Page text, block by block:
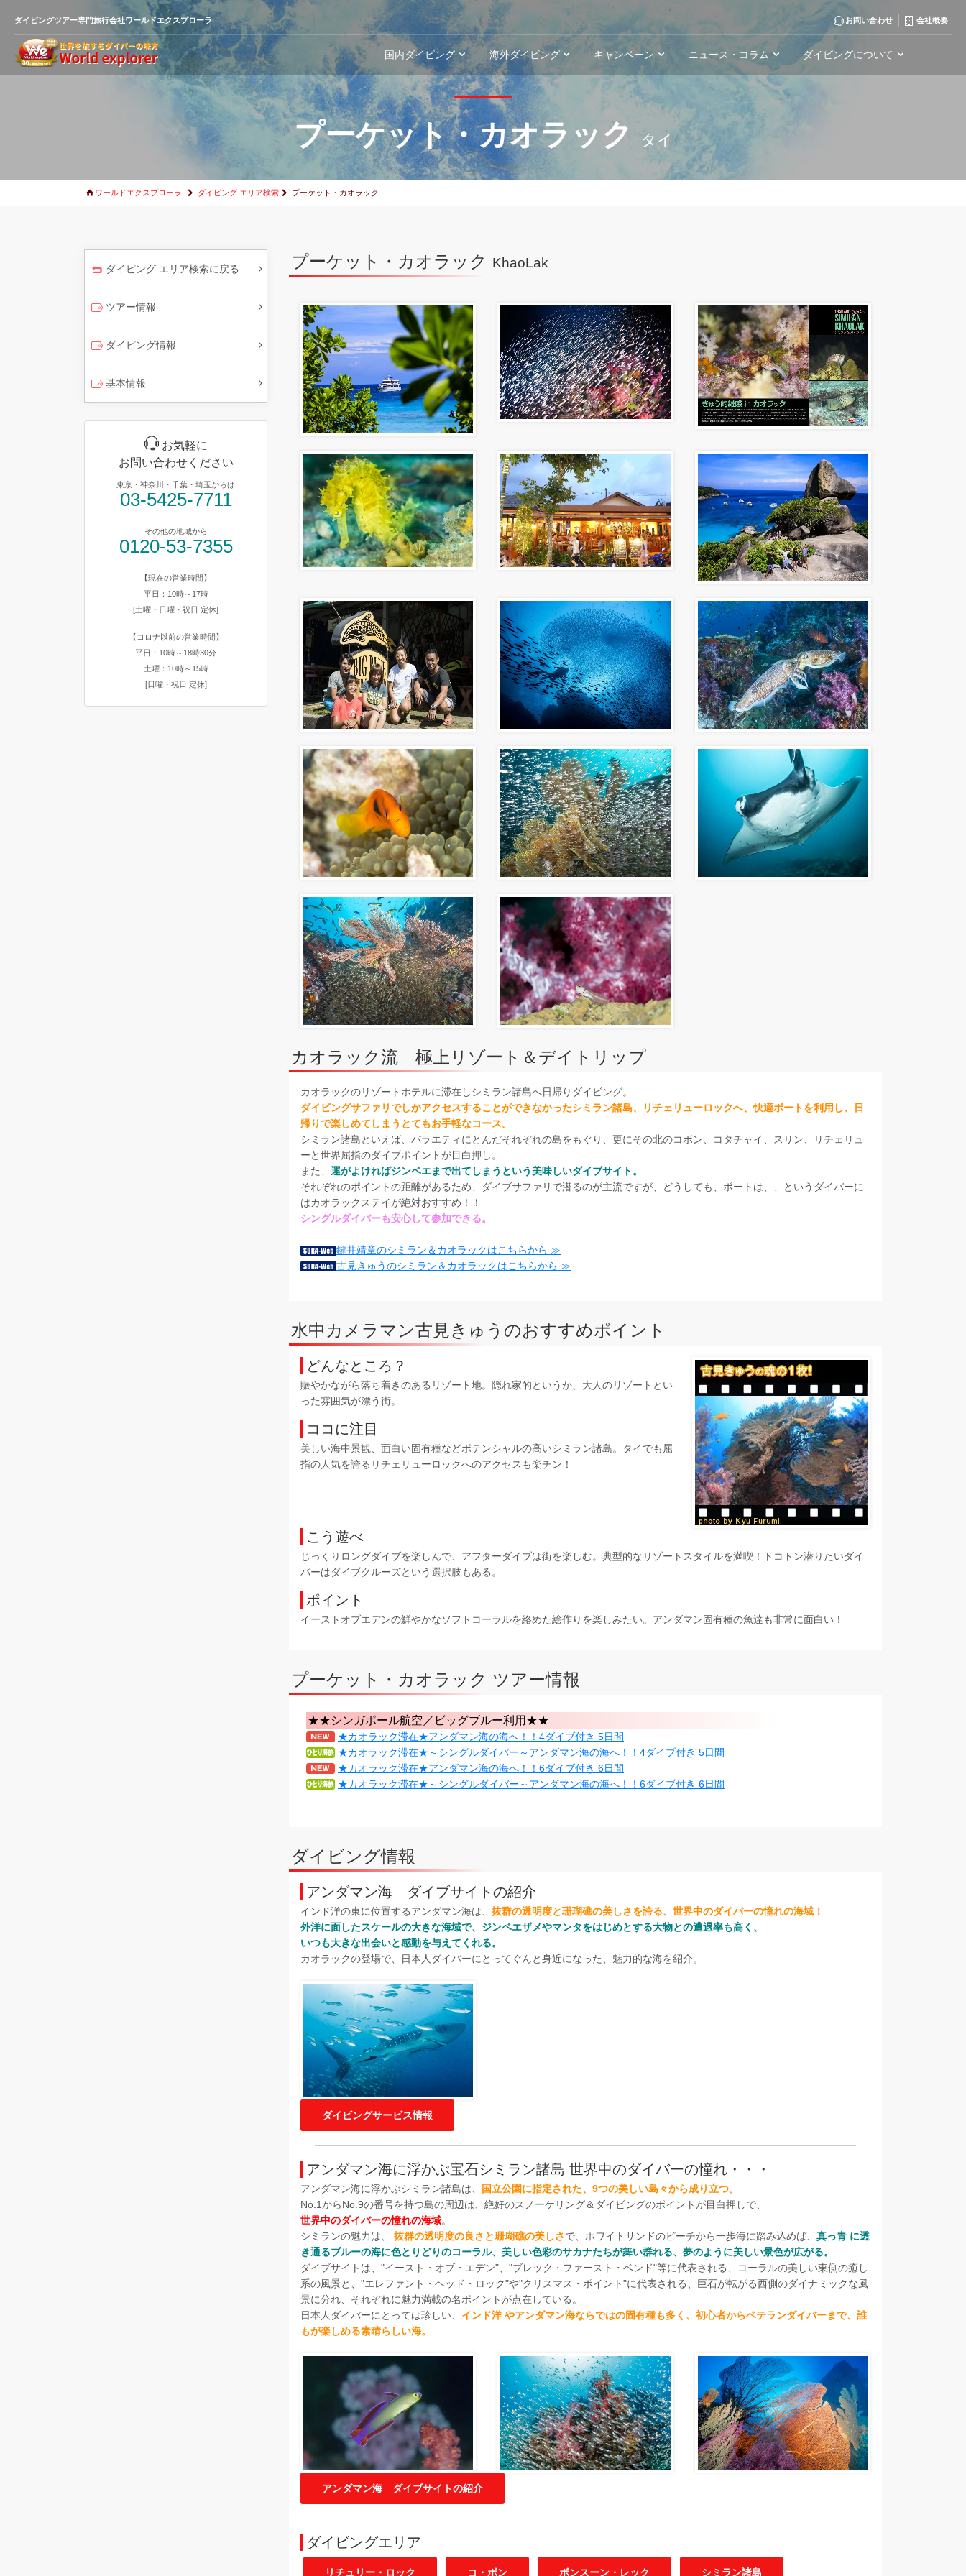
プーケット・カオラックタイ
ワールドエクスプローラ ダイビング エリア検索 プーケット・カオラック
ダイビング エリア検索に戻る
ツアー情報
ダイビング情報
基本情報
お気軽に
お問い合わせください
東京・神奈川・千葉・埼玉からは
03-5425-7711
その他の地域から
0120-53-7355
【現在の営業時間】
平日：10時～17時
[土曜・日曜・祝日 定休]
【コロナ以前の営業時間】
平日：10時～18時30分
土曜：10時～15時
[日曜・祝日 定休]
プーケット・カオラック KhaoLak
カオラック流 極上リゾート＆デイトリップ
カオラックのリゾートホテルに滞在しシミラン諸島へ日帰りダイビング。
ダイビングサファリでしかアクセスすることができなかったシミラン諸島、リチェリューロックへ、快適ボートを利用し、日
帰りで楽しめてしまうとてもお手軽なコース。
シミラン諸島といえば、バラエティにとんだそれぞれの島をもぐり、更にその北のコボン、コタチャイ、スリン、リチェリュ
ーと世界屈指のダイブポイントが目白押し。
また、 運がよければジンベエまで出てしまうという美味しいダイブサイト。
それぞれのポイントの距離があるため、ダイブサファリで潜るのが主流ですが、どうしても、ボートは、、というダイバーに
はカオラックステイが絶対おすすめ！！
シングルダイバーも安心して参加できる。
鍵井靖章のシミラン＆カオラックはこちらから ≫
古見きゅうのシミラン＆カオラックはこちらから ≫
水中カメラマン古見きゅうのおすすめポイント
どんなところ？
賑やかながら落ち着きのあるリゾート地。隠れ家的というか、大人のリゾートとい
った雰囲気が漂う街。
ココに注目
美しい海中景観、面白い固有種などポテンシャルの高いシミラン諸島。タイでも屈
指の人気を誇るリチェリューロックへのアクセスも楽チン！
こう遊べ
じっくりロングダイブを楽しんで、アフターダイブは街を楽しむ。典型的なリゾートスタイルを満喫！トコトン潜りたいダイ
バーはダイブクルーズという選択肢もある。
ポイント
イーストオブエデンの鮮やかなソフトコーラルを絡めた絵作りを楽しみたい。アンダマン固有種の魚達も非常に面白い！
プーケット・カオラック ツアー情報
★★シンガポール航空／ビッグブルー利用★★
★カオラック滞在★アンダマン海の海へ！！4ダイブ付き 5日間
★カオラック滞在★～シングルダイバー～アンダマン海の海へ！！4ダイブ付き 5日間
★カオラック滞在★アンダマン海の海へ！！6ダイブ付き 6日間
★カオラック滞在★～シングルダイバー～アンダマン海の海へ！！6ダイブ付き 6日間
ダイビング情報
アンダマン海 ダイブサイトの紹介
インド洋の東に位置するアンダマン海は、 抜群の透明度と珊瑚礁の美しさを誇る、世界中のダイバーの憧れの海域！
外洋に面したスケールの大きな海域で、ジンベエザメやマンタをはじめとする大物との遭遇率も高く、
いつも大きな出会いと感動を与えてくれる。
カオラックの登場で、日本人ダイバーにとってぐんと身近になった、魅力的な海を紹介。
ダイビングサービス情報
アンダマン海に浮かぶ宝石シミラン諸島 世界中のダイバーの憧れ・・・
アンダマン海に浮かぶシミラン諸島は、
国立公園に指定された、9つの美しい島々から成り立つ。
No.1からNo.9の番号を持つ島の周辺は、絶好のスノーケリング＆ダイビングのポイントが目白押しで、
世界中のダイバーの憧れの海域。
シミランの魅力は、 抜群の透明度の良さと珊瑚礁の美しさで、ホワイトサンドのビーチから一歩海に踏み込めば、 真っ青 に透
き通るブルーの海に色とりどりのコーラル、美しい色彩のサカナたちが舞い群れる、夢のように美しい景色が広がる。
ダイブサイトは、"イースト・オブ・エデン"、"ブレック・ファースト・ベンド"等に代表される、コーラルの美しい東側の癒し
系の風景と、"エレファント・ヘッド・ロック"や"クリスマス・ポイント"に代表される、巨石が転がる西側のダイナミックな風
景に分れ、それぞれに魅力満載の名ポイントが点在している。
日本人ダイバーにとっては珍しい、 インド洋 やアンダマン海ならではの固有種も多く、初心者からベテランダイバーまで、誰
もが楽しめる素晴らしい海。
アンダマン海 ダイブサイトの紹介
ダイビングエリア
リチュリー・ロック コ・ボン ボンスーン・レック シミラン諸島
ダイビングツアー専門旅行会社ワールドエクスプローラ お問い合わせ 会社概要
国内ダイビング 海外ダイビング キャンペーン ニュース・コラム ダイビングについて